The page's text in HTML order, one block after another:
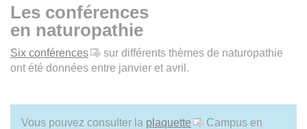
Les conférences
en naturopathie
Six conférences
sur différents thèmes de naturopathie
ont été données entre janvier et avril.
Vous pouvez consulter la plaquette
Campus en